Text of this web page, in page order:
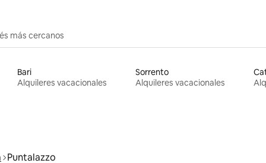
más cercanos
Bari
Alquileres vacacionales
Sorrento
Alquileres vacacionales
Puntalazzo